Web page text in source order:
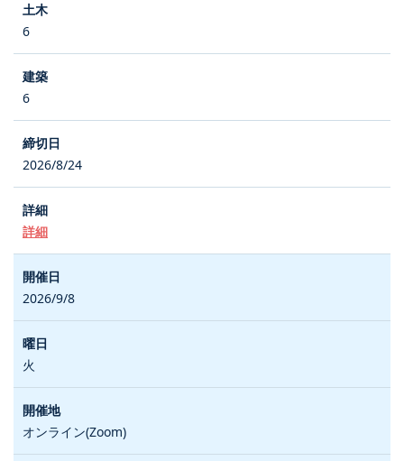
6
6
2026/8/24
詳細
2026/9/8
火
オンライン(Zoom)